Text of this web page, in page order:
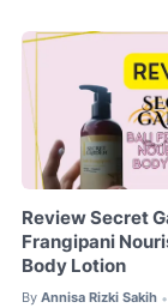
Review Secret
Frangipani
Body Lotion
By Annisa Rizki Sakih •